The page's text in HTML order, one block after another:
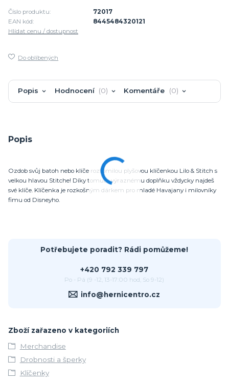
Číslo produktu:
72017
EAN kód:
8445484320121
Hlídat cenu / dostupnost
Do oblíbených
Popis Hodnocení 0 Komentáře 0
Popis
Ozdob svůj batoh nebo klíče roztomilou plyšovou klíčenkou Lilo & Stitch s
velkou hlavou Stitche! Díky tomuto výraznému doplňku vždycky najdeš
své klíče. Klíčenka je rozkošným dárkem pro mladé Havajany i milovníky
fimu od Disneyho.
Potřebujete poradit? Rádi pomůžeme!
+420 792 339 797
Po - Pá (9 -12, 13-17:00 hod, So 9-12)
info@hernicentro.cz
Zboží zařazeno v kategoriích
Merchandise
Drobnosti a šperky
Klíčenky